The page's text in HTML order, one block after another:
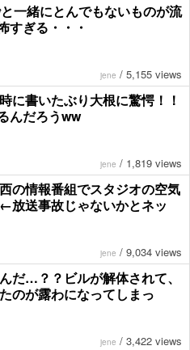
一緒にとんでもないものが流
すぎる・・・
jene / 5,155 views
に書いたぶり大根に驚愕！！
んだろうww
jene / 1,819 views
の情報番組でスタジオの空気
放送事故じゃないかとネッ
jene / 9,034 views
だ…？？ビルが解体されて、
のが露わになってしまっ
jene / 3,422 views